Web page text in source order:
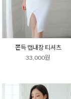
쫀득 캡내장 티셔츠
33,000원